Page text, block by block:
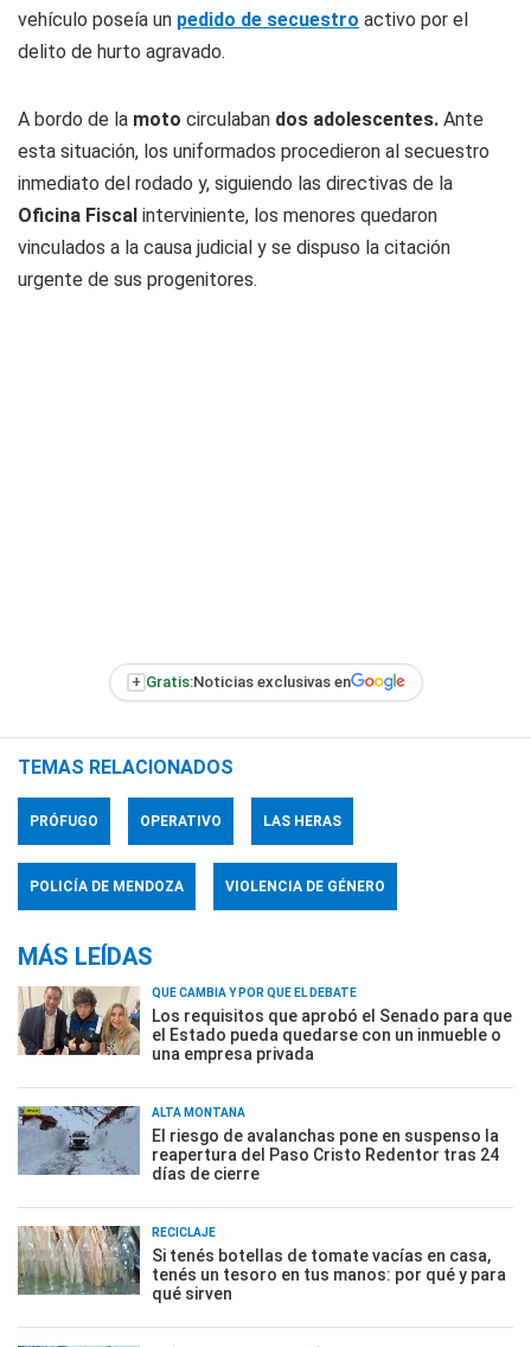
vehículo poseía un pedido de secuestro activo por el
delito de hurto agravado.
A bordo de la moto circulaban dos adolescentes. Ante
esta situación, los uniformados procedieron al secuestro
inmediato del rodado y, siguiendo las directivas de la
Oficina Fiscal interviniente, los menores quedaron
vinculados a la causa judicial y se dispuso la citación
urgente de sus progenitores.
+ Gratis:Noticias exclusivas en
TEMAS RELACIONADOS
PRÓFUGO OPERATIVO LAS HERAS
POLICÍA DE MENDOZA VIOLENCIA DE GÉNERO
MÁS LEÍDAS
QUÉ CAMBIA Y POR QUÉ EL DEBATE
Los requisitos que aprobó el Senado para que
el Estado pueda quedarse con un inmueble o
una empresa privada
ALTA MONTAÑA
El riesgo de avalanchas pone en suspenso la
reapertura del Paso Cristo Redentor tras 24
días de cierre
RECICLAJE
Si tenés botellas de tomate vacías en casa,
tenés un tesoro en tus manos: por qué y para
qué sirven